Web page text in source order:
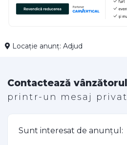
Locație anunț: Adjud
Contactează vânzătorul
printr-un mesaj privat